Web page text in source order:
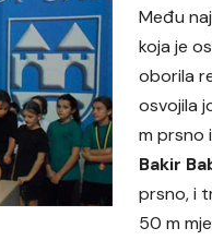
Među
koja je
oborila
osvojila
m prsno
Bakir
prsno, i
50 m